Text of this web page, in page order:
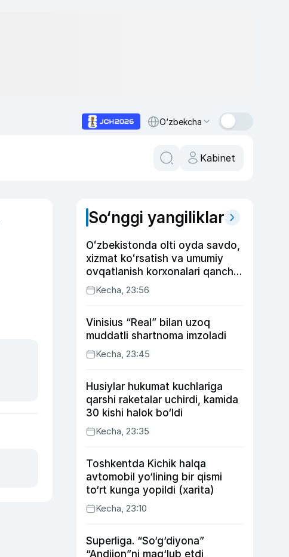
O‘zbekcha
Kabinet
So‘nggi yangiliklar
Oʻzbekistonda olti oyda savdo,
xizmat koʻrsatish va umumiy
ovqatlanish korxonalari qancha
soliq toʻlagani ochiqlandi
Kecha, 23:56
Vinisius “Real” bilan uzoq
muddatli shartnoma imzoladi
Kecha, 23:45
Husiylar hukumat kuchlariga
qarshi raketalar uchirdi, kamida
30 kishi halok bo‘ldi
Kecha, 23:35
Toshkentda Kichik halqa
avtomobil yo‘lining bir qismi
to‘rt kunga yopildi (xarita)
Kecha, 23:10
Superliga. “So‘g‘diyona”
“Andijon”ni mag‘lub etdi,